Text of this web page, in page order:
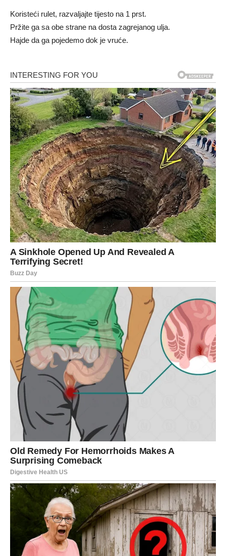
Koristeći rulet, razvaljajte tijesto na 1 prst.
Pržite ga sa obe strane na dosta zagrejanog ulja.
Hajde da ga pojedemo dok je vruće.